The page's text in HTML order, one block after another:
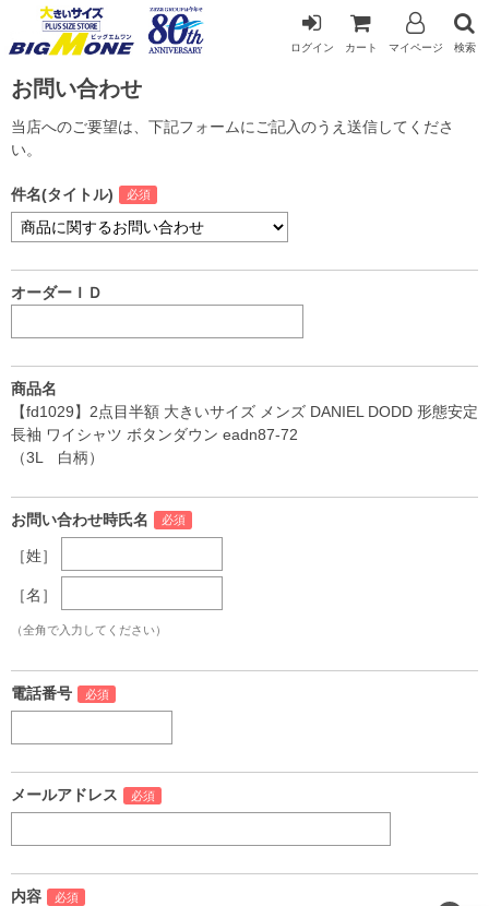
ログイン カート マイページ 検索
お問い合わせ
当店へのご要望は、下記フォームにご記入のうえ送信してくださ
い。
件名(タイトル)
オーダーＩＤ
商品名
【fd1029】2点目半額 大きいサイズ メンズ DANIEL DODD 形態安定
長袖 ワイシャツ ボタンダウン eadn87-72
（3L 白柄）
お問い合わせ時氏名
［姓］
［名］
（全角で入力してください）
電話番号
メールアドレス
内容